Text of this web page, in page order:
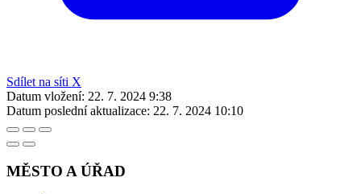
Sdílet na síti X
Datum vložení: 22. 7. 2024 9:38
Datum poslední aktualizace: 22. 7. 2024 10:10
MĚSTO A ÚŘAD